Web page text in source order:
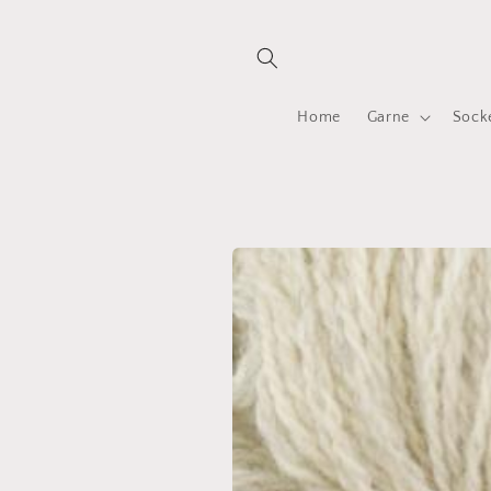
Home Garne
Zu
Produktinformationen
springen